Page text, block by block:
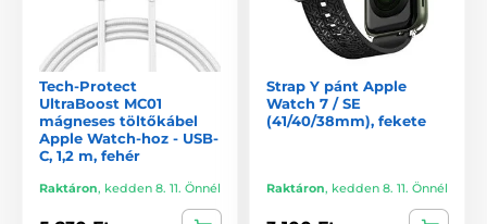
Tech-Protect
UltraBoost MC01
mágneses töltőkábel
Apple Watch-hoz - USB-
C, 1,2 m, fehér
Raktáron, kedden 8. 11. Önnél
Strap Y pánt Apple
Watch 7 / SE
(41/40/38mm), fekete
Raktáron, kedden 8. 11. Önnél